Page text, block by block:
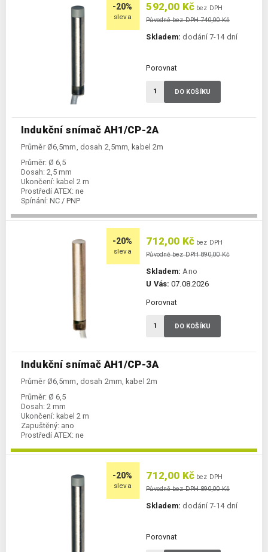
-20%
sleva
Indukční snímač AH1/CP-2A
Průměr Ø6,5mm, dosah 2,5mm, kabel 2m
Průměr: Ø 6,5
Dosah: 2,5 mm
Ukončení: kabel 2 m
Prostředí ATEX: ne
Spínání: NC / PNP
592,00 Kč bez DPH
Původně bez DPH 740,00 Kč
Skladem: dodání 7-14 dní
Porovnat
DO KOŠÍKU
-20%
sleva
Indukční snímač AH1/CP-3A
Průměr Ø6,5mm, dosah 2mm, kabel 2m
Průměr: Ø 6,5
Dosah: 2 mm
Ukončení: kabel 2 m
Zapuštěný: ano
Prostředí ATEX: ne
712,00 Kč bez DPH
Původně bez DPH 890,00 Kč
Skladem: Ano
U Vás: 07.08.2026
Porovnat
DO KOŠÍKU
-20%
sleva
712,00 Kč bez DPH
Původně bez DPH 890,00 Kč
Skladem: dodání 7-14 dní
Porovnat